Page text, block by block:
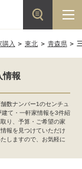
購入 東北 青森県
情報
数ナンバー1のセンチュ
て・一軒家情報を3件紹
り、予算・ご希望の家
報を見つけていただけ
しますので、お気軽に